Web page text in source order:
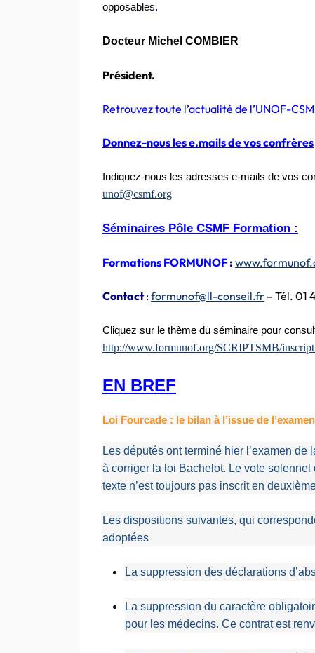
opposables.
Docteur Michel COMBIER
Président.
Retrouvez toute l’actualité de l’UNOF-
Donnez-nous les e.mails de vos confrères
Indiquez-nous les adresses e-mails de vos
unof@csmf.org
Séminaires Pôle CSMF Formation :
Formations FORMUNOF :
Contact:formunof@ll-conseil.fr – Tél. 01
Cliquez sur le thème du séminaire pour
http://www.formunof.org/SCRIPTSMB/
EN BREF
Loi Fourcade : le bilan à l’issue de
Les députés ont terminé hier l’examen
à corriger la loi Bachelot. Le vote
texte n’est toujours pas inscrit en
Les dispositions suivantes, qui
adoptées
La suppression des déclarations
La suppression du caractère
pour les médecins. Ce contrat est